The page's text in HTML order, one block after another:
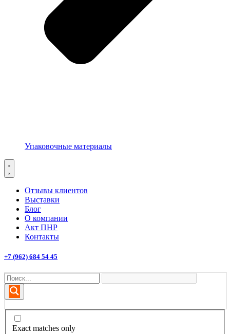
Упаковочные материалы
Отзывы клиентов
Выставки
Блог
О компании
Акт ПНР
Контакты
+7 (962) 684 54 45
Exact matches only